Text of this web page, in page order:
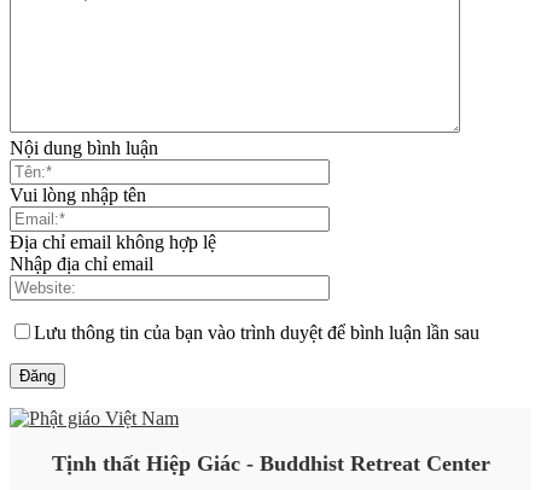
Nội dung bình luận
Vui lòng nhập tên
Địa chỉ email không hợp lệ
Nhập địa chỉ email
Lưu thông tin của bạn vào trình duyệt để bình luận lần sau
Tịnh thất Hiệp Giác - Buddhist Retreat Center